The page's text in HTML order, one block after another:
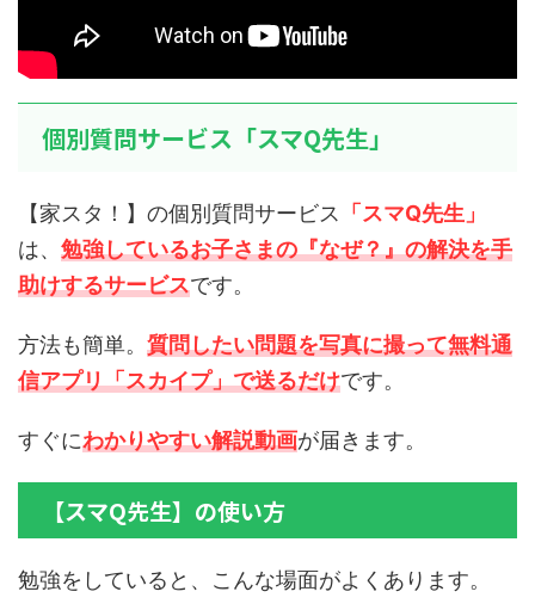
個別質問サービス「スマQ先生」
【家スタ！】の個別質問サービス
「スマQ先生」
は、 勉強しているお子さまの『なぜ？』の解決を手
助けするサービスです。
方法も簡単。 質問したい問題を写真に撮って無料通
信アプリ「スカイプ」で送るだけです。
すぐにわかりやすい解説動画が届きます。
【スマQ先生】の使い方
勉強をしていると、こんな場面がよくあります。